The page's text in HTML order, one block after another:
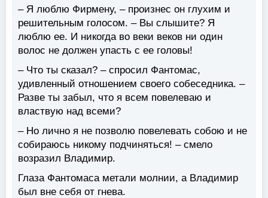
– Я люблю Фирмену, – произнес он глухим и
решительным голосом. – Вы слышите? Я
люблю ее. И никогда во веки веков ни один
волос не должен упасть с ее головы!
– Что ты сказал? – спросил Фантомас,
удивленный отношением своего собеседника. –
Разве ты забыл, что я всем повелеваю и
властвую над всеми?
– Но лично я не позволю повелевать собою и не
собираюсь никому подчиняться! – смело
возразил Владимир.
Глаза Фантомаса метали молнии, а Владимир
был вне себя от гнева.